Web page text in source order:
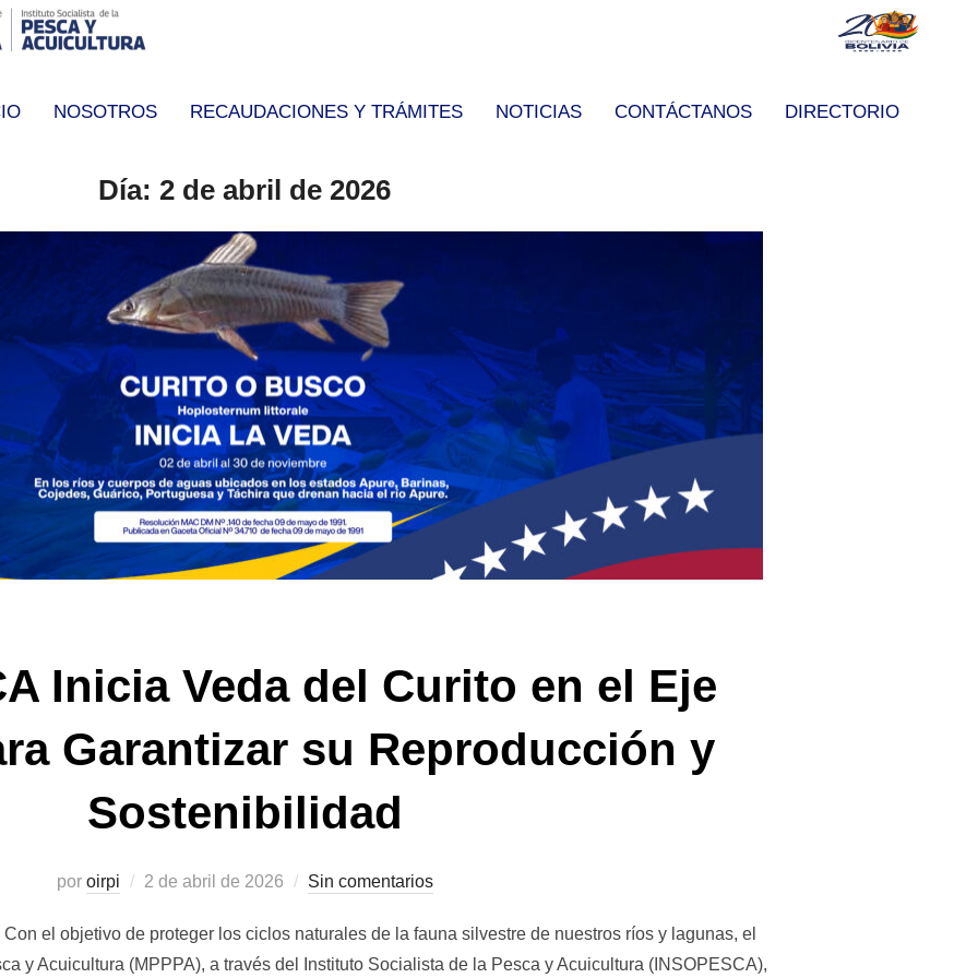
NOSOTROS RECAUDACIONES Y TRÁMITES NOTICIAS CONTÁCTANOS DIRECTORIO
Día: 2 de abril de 2026
Inicia Veda del Curito en el Eje
Garantizar su Reproducción y
Sostenibilidad
por oirpi
Publicado
2 de abril de 2026 Sin comentarios
el objetivo de proteger los ciclos naturales de la fauna silvestre de nuestros ríos y lagunas, el
y Acuicultura (MPPPA), a través del Instituto Socialista de la Pesca y Acuicultura (INSOPESCA),